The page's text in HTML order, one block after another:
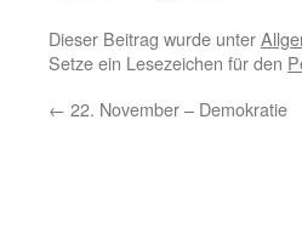
Dieser Beitrag wurde unter
Setze ein Lesezeichen für den
← 22. November – Demokratie